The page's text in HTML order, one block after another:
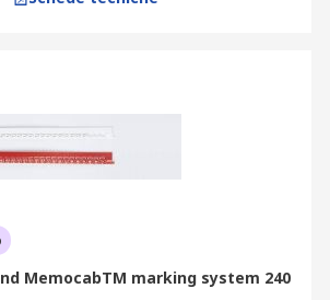
MemocabTM marking system 240